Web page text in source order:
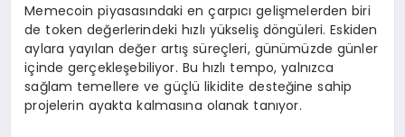
Memecoin piyasasındaki en çarpıcı gelişmelerden biri
de token değerlerindeki hızlı yükseliş döngüleri. Eskiden
aylara yayılan değer artış süreçleri, günümüzde günler
içinde gerçekleşebiliyor. Bu hızlı tempo, yalnızca
sağlam temellere ve güçlü likidite desteğine sahip
projelerin ayakta kalmasına olanak tanıyor.